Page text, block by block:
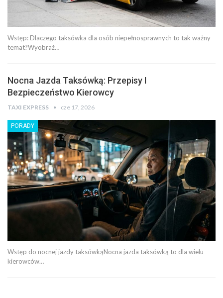
Wstęp: Dlaczego taksówka dla osób niepełnosprawnych to tak ważny
temat?Wyobraź…
Nocna Jazda Taksówką: Przepisy I
Bezpieczeństwo Kierowcy
TAXI EXPRESS cze 17, 2026
PORADY
Wstęp do nocnej jazdy taksówkąNocna jazda taksówką to dla wielu
kierowców…